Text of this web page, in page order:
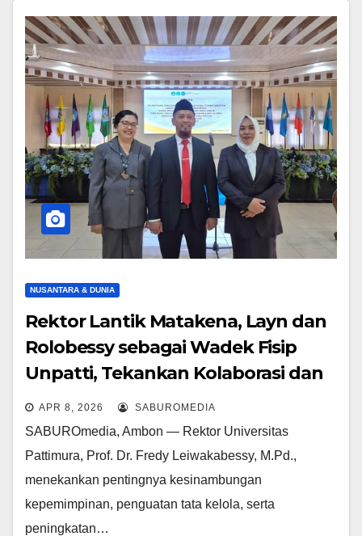
NUSANTARA & DUNIA
Rektor Lantik Matakena, Layn dan
Rolobessy sebagai Wadek Fisip
Unpatti, Tekankan Kolaborasi dan
Tata Kelola Profesional
APR 8, 2026 SABUROMEDIA
SABUROmedia, Ambon — Rektor Universitas
Pattimura, Prof. Dr. Fredy Leiwakabessy, M.Pd.,
menekankan pentingnya kesinambungan
kepemimpinan, penguatan tata kelola, serta
peningkatan…